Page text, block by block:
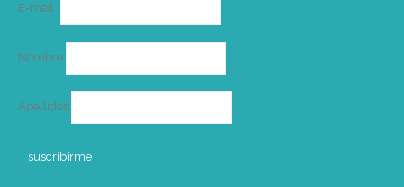
E-mail*
Nombre
Apellidos